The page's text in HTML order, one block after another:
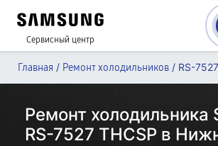
Сервисный центр
Главная / Ремонт холодильников / RS-
Ремонт холодильника
RS-7527 THCSP в